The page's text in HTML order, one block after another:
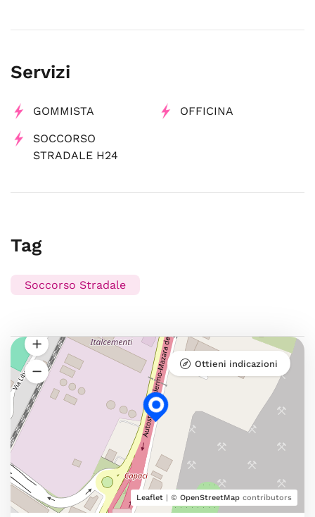
Servizi
GOMMISTA OFFICINA
SOCCORSO
STRADALE H24
Tag
Soccorso Stradale
Leaflet | © OpenStreetMap contributors
Ottieni indicazioni